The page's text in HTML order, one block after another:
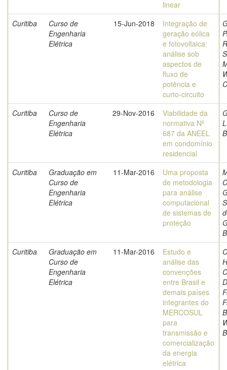
linear
Curitiba
Curso de
Engenharia
Elétrica
15-Jun-2018
Integração de
geração eólica
e fotovoltaica:
análise sob
aspectos de
fluxo de
potência e
curto-circuito
Curitiba
Curso de
Engenharia
Elétrica
29-Nov-2016
Viabilidade da
normativa Nº
687 da ANEEL
em condomínio
residencial
Curitiba
Graduação em
Curso de
Engenharia
Elétrica
11-Mar-2016
Uma proposta
de metodologia
para análise
computacional
de sistemas de
proteção
Curitiba
Graduação em
Curso de
Engenharia
Elétrica
11-Mar-2016
Estudo e
análise das
convenções
entre Brasil e
demais países
integrantes do
MERCOSUL
para
transmissão e
comercialização
da energia
elétrica